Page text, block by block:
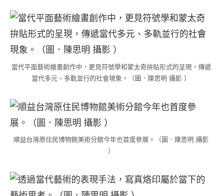
當代平面藝術繪畫創作中，更見符號學和蒙太奇拚貼形式的呈現，傳遞
當代多元、多軌並行的社會現象。（圖．陳思明 攝影 ）
順益台灣原住民博物館美術分館今年也首度參展。（圖．陳思明 攝影
）